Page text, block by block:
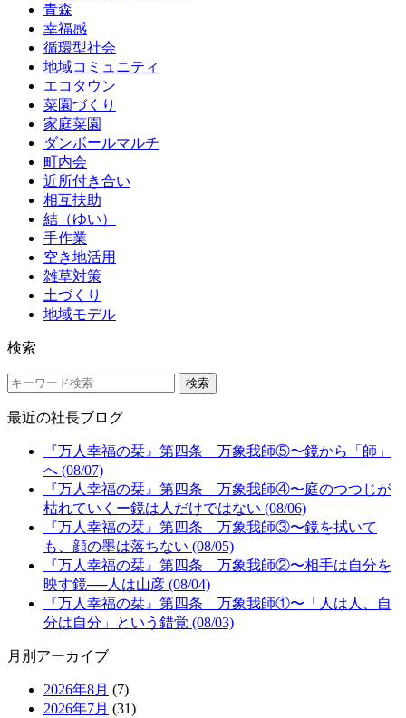
青森
幸福感
循環型社会
地域コミュニティ
エコタウン
菜園づくり
家庭菜園
ダンボールマルチ
町内会
近所付き合い
相互扶助
結（ゆい）
手作業
空き地活用
雑草対策
土づくり
地域モデル
検索
検索
最近の社長ブログ
『万人幸福の栞』第四条 万象我師⑤〜鏡から「師」
へ (08/07)
『万人幸福の栞』第四条 万象我師④〜庭のつつじが
枯れていくー鏡は人だけではない (08/06)
『万人幸福の栞』第四条 万象我師③〜鏡を拭いて
も、顔の墨は落ちない (08/05)
『万人幸福の栞』第四条 万象我師②〜相手は自分を
映す鏡──人は山彦 (08/04)
『万人幸福の栞』第四条 万象我師①〜「人は人、自
分は自分」という錯覚 (08/03)
月別アーカイブ
2026年8月 (7)
2026年7月 (31)